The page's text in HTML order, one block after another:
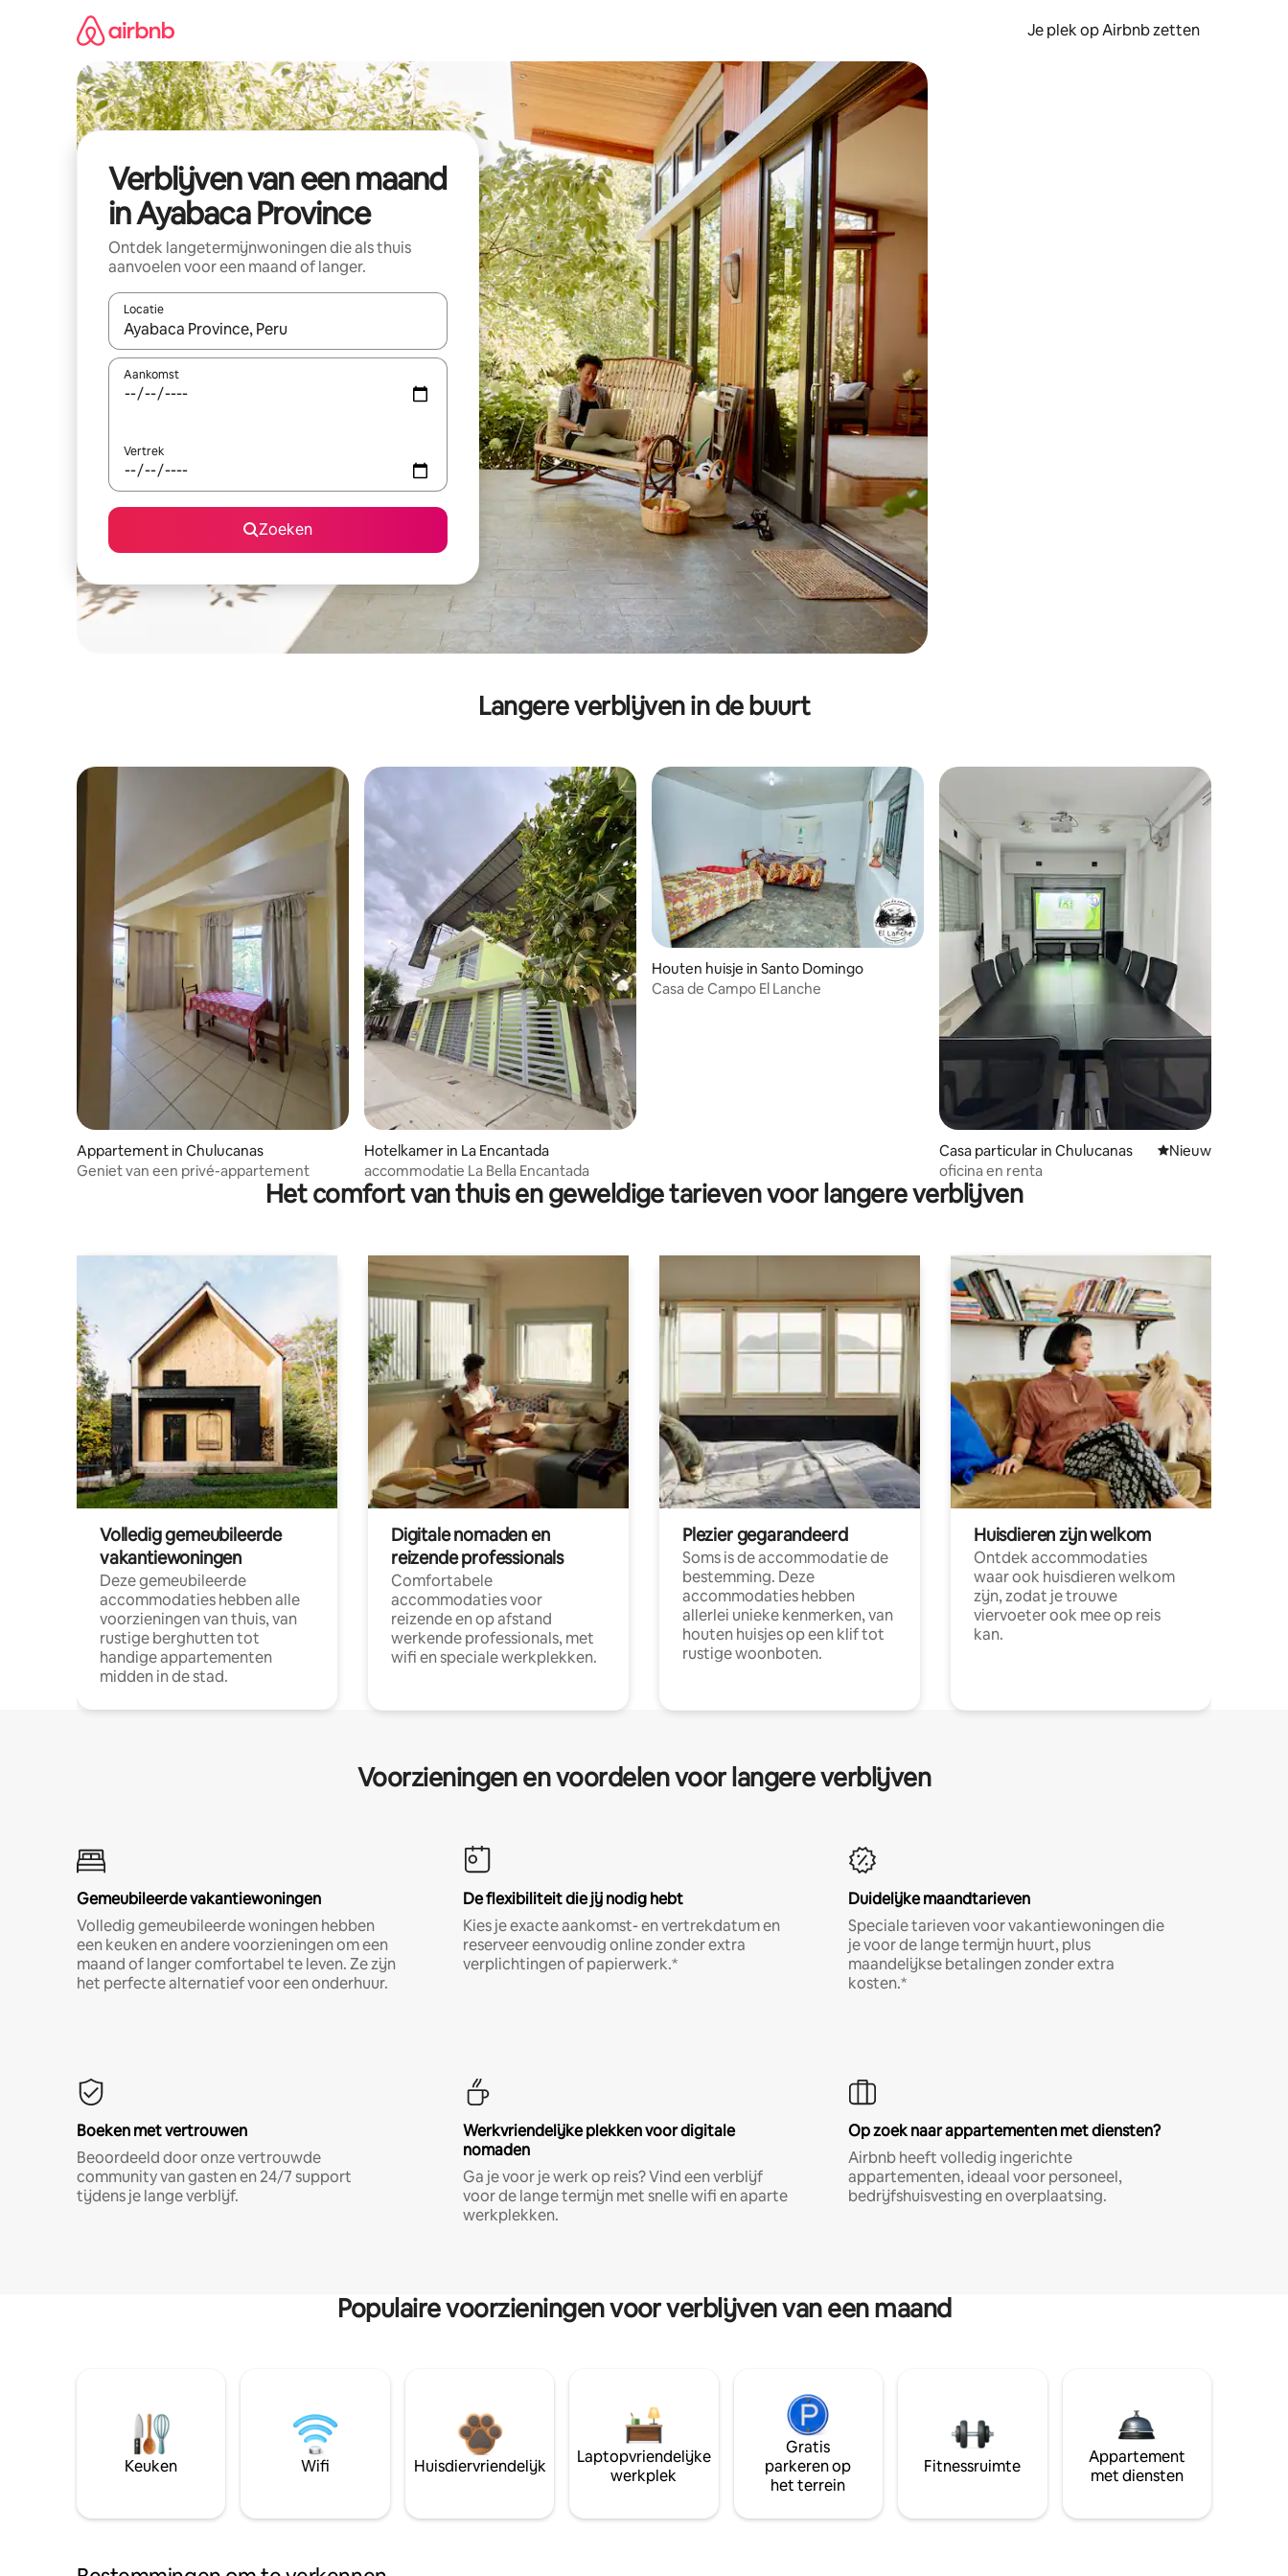
Je plek op Airbnb zetten
Verblijven van een maand
in Ayabaca Province
Ontdek langetermijnwoningen die als thuis
aanvoelen voor een maand of langer.
Locatie
Wanneer er resultaten beschikbaar zijn, maak je een keuze met je de pijltjestoetsen omhoog en omlaag, óf door te tikken of swipen.
Aankomst
Vertrek
Zoeken
Langere verblijven in de buurt
Appartement in Chulucanas
Geniet van een privé-appartement
Hotelkamer in La Encantada
accommodatie La Bella Encantada
Houten huisje in Santo Domingo
Casa de Campo El Lanche
Casa particular in Chulucanas Nieuwe
Nieuw
oficina en renta
Het comfort van thuis en geweldige tarieven voor langere verblijven
Volledig gemeubileerde
vakantiewoningen
Deze gemeubileerde
accommodaties hebben alle
voorzieningen van thuis, van
rustige berghutten tot
handige appartementen
midden in de stad.
Digitale nomaden en
reizende professionals
Comfortabele
accommodaties voor
reizende en op afstand
werkende professionals, met
wifi en speciale werkplekken.
Plezier gegarandeerd
Soms is de accommodatie de
bestemming. Deze
accommodaties hebben
allerlei unieke kenmerken, van
houten huisjes op een klif tot
rustige woonboten.
Huisdieren zijn welkom
Ontdek accommodaties
waar ook huisdieren welkom
zijn, zodat je trouwe
viervoeter ook mee op reis
kan.
Voorzieningen en voordelen voor langere verblijven
Gemeubileerde vakantiewoningen
Volledig gemeubileerde woningen hebben
een keuken en andere voorzieningen om een
maand of langer comfortabel te leven. Ze zijn
het perfecte alternatief voor een onderhuur.
De flexibiliteit die jij nodig hebt
Kies je exacte aankomst- en vertrekdatum en
reserveer eenvoudig online zonder extra
verplichtingen of papierwerk.*
Duidelijke maandtarieven
Speciale tarieven voor vakantiewoningen die
je voor de lange termijn huurt, plus
maandelijkse betalingen zonder extra
kosten.*
Boeken met vertrouwen
Beoordeeld door onze vertrouwde
community van gasten en 24/7 support
tijdens je lange verblijf.
Werkvriendelijke plekken voor digitale
nomaden
Ga je voor je werk op reis? Vind een verblijf
voor de lange termijn met snelle wifi en aparte
werkplekken.
Op zoek naar appartementen met diensten?
Airbnb heeft volledig ingerichte
appartementen, ideaal voor personeel,
bedrijfshuisvesting en overplaatsing.
Populaire voorzieningen voor verblijven van een maand
Keuken Wifi Huisdiervriendelijk
Laptopvriendelijke
werkplek
Gratis
parkeren op
het terrein
Fitnessruimte
Appartement
met diensten